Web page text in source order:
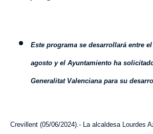
Este programa se desarrollará entre
agosto y el Ayuntamiento ha
Generalitat Valenciana para su
Crevillent (05/06/2024).- La alcaldesa Lourdes